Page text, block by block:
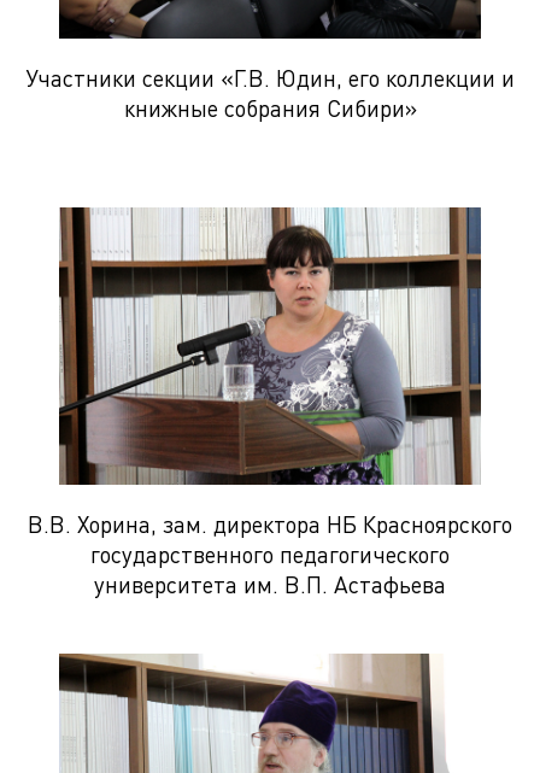
Участники секции «Г.В. Юдин, его коллекции и
книжные собрания Сибири»
В.В. Хорина, зам. директора НБ Красноярского
государственного педагогического
университета им. В.П. Астафьева